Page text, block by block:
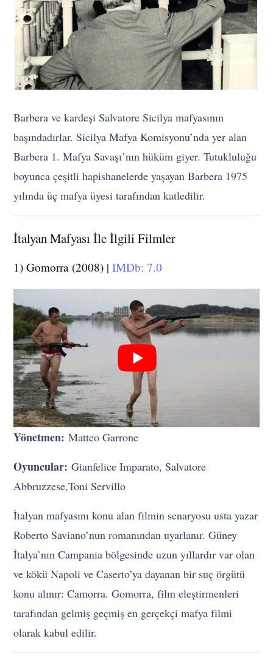
Barbera ve kardeşi Salvatore Sicilya mafyasının
başındadırlar. Sicilya Mafya Komisyonu’nda yer alan
Barbera 1. Mafya Savaşı’nın hüküm giyer. Tutukluluğu
boyunca çeşitli hapishanelerde yaşayan Barbera 1975
yılında üç mafya üyesi tarafından katledilir.
İtalyan Mafyası İle İlgili Filmler
1) Gomorra (2008) |IMDb: 7.0
Yönetmen:Matteo Garrone
Oyuncular:Gianfelice Imparato, Salvatore
Abbruzzese,Toni Servillo
İtalyan mafyasını konu alan filmin senaryosu usta yazar
Roberto Saviano’nun romanından uyarlanır. Güney
İtalya’nın Campania bölgesinde uzun yıllardır var olan
ve kökü Napoli ve Caserto’ya dayanan bir suç örgütü
konu alınır: Camorra. Gomorra, film eleştirmenleri
tarafından gelmiş geçmiş en gerçekçi mafya filmi
olarak kabul edilir.